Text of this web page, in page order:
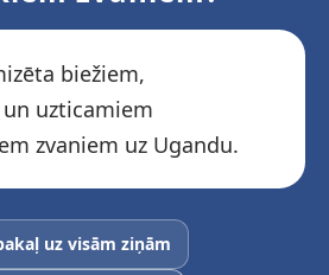
biežiem,
uzticamiem
zvaniem uz Ugandu.
uz visām ziņām